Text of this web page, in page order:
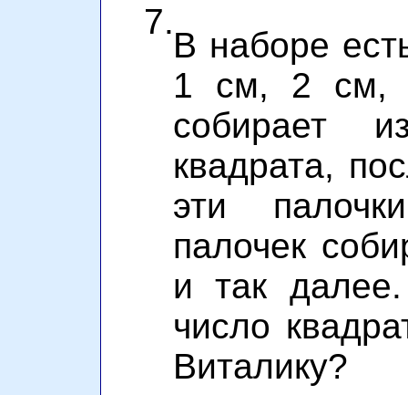
7.
В наборе
1 см, 2 см,
собирает
квадрата,
эти
палочек
и так
число
Виталику?